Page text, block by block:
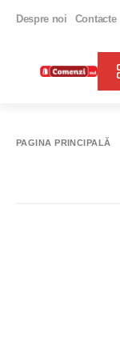
Despre noi Contacte
PAGINA PRINCIPALĂ